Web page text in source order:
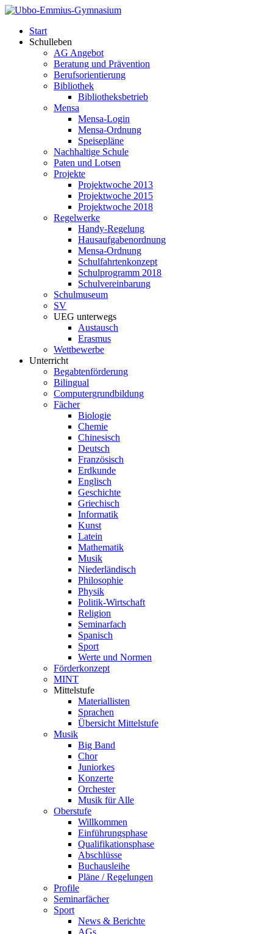
Start
Schulleben
AG Angebot
Beratung und Prävention
Berufsorientierung
Bibliothek
Bibliotheksbetrieb
Mensa
Mensa-Login
Mensa-Ordnung
Speisepläne
Nachhaltige Schule
Paten und Lotsen
Projekte
Projektwoche 2013
Projektwoche 2015
Projektwoche 2018
Regelwerke
Handy-Regelung
Hausaufgabenordnung
Mensa-Ordnung
Schulfahrtenkonzept
Schulprogramm 2018
Schulvereinbarung
Schulmuseum
SV
UEG unterwegs
Austausch
Erasmus
Wettbewerbe
Unterricht
Begabtenförderung
Bilingual
Computergrundbildung
Fächer
Biologie
Chemie
Chinesisch
Deutsch
Französisch
Erdkunde
Englisch
Geschichte
Griechisch
Informatik
Kunst
Latein
Mathematik
Musik
Niederländisch
Philosophie
Physik
Politik-Wirtschaft
Religion
Seminarfach
Spanisch
Sport
Werte und Normen
Förderkonzept
MINT
Mittelstufe
Materiallisten
Sprachen
Übersicht Mittelstufe
Musik
Big Band
Chor
Juniorkes
Konzerte
Orchester
Musik für Alle
Oberstufe
Willkommen
Einführungsphase
Qualifikationsphase
Abschlüsse
Buchausleihe
Pläne / Regelungen
Profile
Seminarfächer
Sport
News & Berichte
AGs